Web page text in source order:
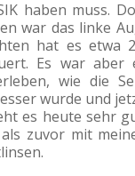
haben muss.
war das linke
hat es etwa
Es war aber
wie die
wurde und
es heute sehr
zuvor mit